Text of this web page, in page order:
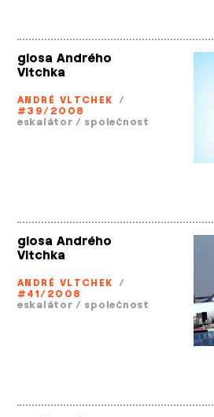
glosa Andrého
Vltchka
ANDRÉ VLTCHEK /
#39/2008
eskalátor / společnost
glosa Andrého
Vltchka
ANDRÉ VLTCHEK /
#41/2008
eskalátor / společnost